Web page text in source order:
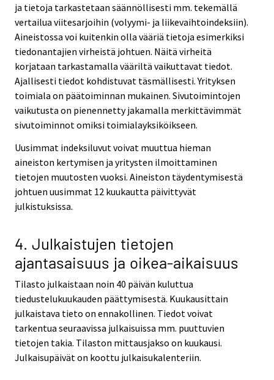
ja tietoja tarkastetaan säännöllisesti mm. tekemällä
vertailua viitesarjoihin (volyymi- ja liikevaihtoindeksiin).
Aineistossa voi kuitenkin olla vääriä tietoja esimerkiksi
tiedonantajien virheistä johtuen. Näitä virheitä
korjataan tarkastamalla vääriltä vaikuttavat tiedot.
Ajallisesti tiedot kohdistuvat täsmällisesti. Yrityksen
toimiala on päätoiminnan mukainen. Sivutoimintojen
vaikutusta on pienennetty jakamalla merkittävimmät
sivutoiminnot omiksi toimialayksiköikseen.
Uusimmat indeksiluvut voivat muuttua hieman
aineiston kertymisen ja yritysten ilmoittaminen
tietojen muutosten vuoksi. Aineiston täydentymisestä
johtuen uusimmat 12 kuukautta päivittyvät
julkistuksissa.
4. Julkaistujen tietojen
ajantasaisuus ja oikea-aikaisuus
Tilasto julkaistaan noin 40 päivän kuluttua
tiedustelukuukauden päättymisestä. Kuukausittain
julkaistava tieto on ennakollinen. Tiedot voivat
tarkentua seuraavissa julkaisuissa mm. puuttuvien
tietojen takia. Tilaston mittausjakso on kuukausi.
Julkaisupäivät on koottu julkaisukalenteriin.